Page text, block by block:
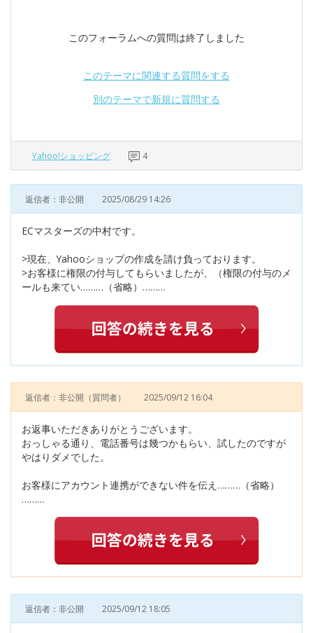
このフォーラムへの質問は終了しました
このテーマに関連する質問をする
別のテーマで新規に質問する
Yahoo!ショッピング 4
返信者：非公開 2025/08/29 14:26
ECマスターズの中村です。
>現在、Yahooショップの作成を請け負っております。
>お客様に権限の付与してもらいましたが、（権限の付与のメ
ールも来てい………（省略）………
返信者：非公開 （質問者） 2025/09/12 16:04
お返事いただきありがとうございます。
おっしゃる通り、電話番号は幾つかもらい、試したのですが
やはりダメでした。
お客様にアカウント連携ができない件を伝え………（省略）
………
返信者：非公開 2025/09/12 18:05